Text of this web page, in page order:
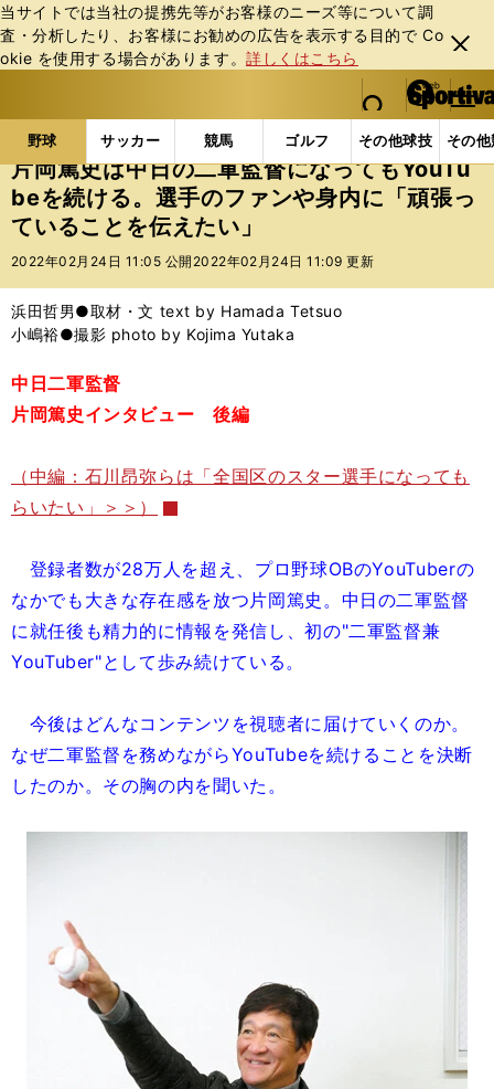
当サイトでは当社の提携先等がお客様のニーズ等について調
査・分析したり、お客様にお勧めの広告を表⽰する⽬的で Co
okie を使⽤する場合があります。詳しくはこちら
閉じ
る
web Sportiva (webスポルティーバ)
検索
マイペ
ー
ジ
メニュ
野球 サッカー 競馬 ゴルフ その他球技 その
b
ス
ポ
ル
テ
ー
バ
野球の記事一覧 プロ野球 片岡篤史は中日の二軍監
片岡篤史は中日の二軍監督になってもYouTu
beを続ける。選手のファンや身内に「頑張っ
ていることを伝えたい」
2022年02月24日 11:05 公開 2022年02月24日 11:09 更新
浜田哲男●取材・文 text by Hamada Tetsuo
小嶋裕●撮影 photo by Kojima Yutaka
中日二軍監督
片岡篤史インタビュー 後編
（中編：石川昂弥らは「全国区のスター選手になっても
らいたい」＞＞）
登録者数が28万人を超え、プロ野球OBのYouTuberの
なかでも大きな存在感を放つ片岡篤史。中日の二軍監督
に就任後も精力的に情報を発信し、初の"二軍監督兼
YouTuber"として歩み続けている。
今後はどんなコンテンツを視聴者に届けていくのか。
なぜ二軍監督を務めながらYouTubeを続けることを決断
したのか。その胸の内を聞いた。